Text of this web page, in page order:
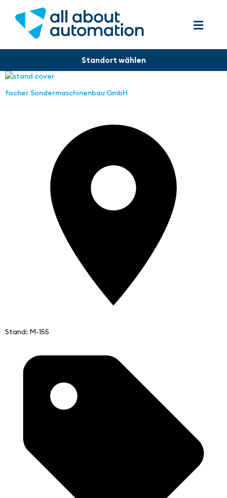
fischer Sondermaschinenbau GmbH
Stand: M-155